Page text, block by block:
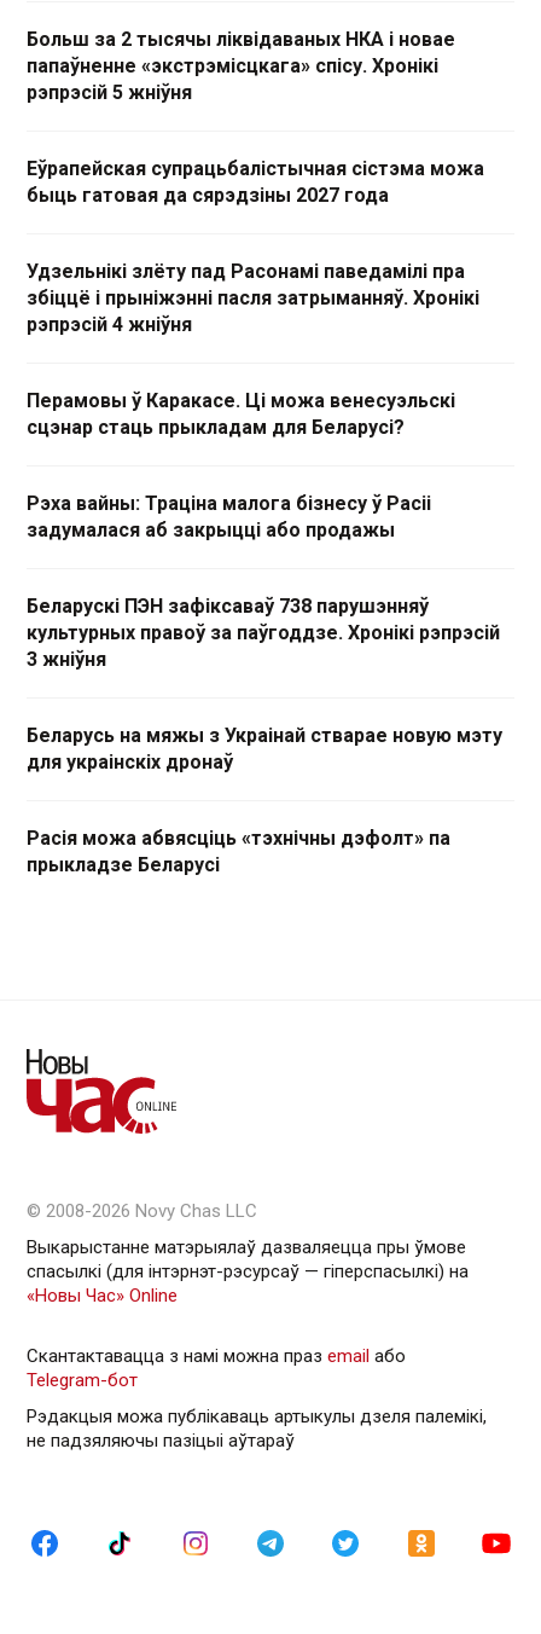
Больш за 2 тысячы ліквідаваных НКА і новае
папаўненне «экстрэмісцкага» спісу. Хронікі
рэпрэсій 5 жніўня
Еўрапейская супрацьбалістычная сістэма можа
быць гатовая да сярэдзіны 2027 года
Удзельнікі злёту пад Расонамі паведамілі пра
збіццё і прыніжэнні пасля затрыманняў. Хронікі
рэпрэсій 4 жніўня
Перамовы ў Каракасе. Ці можа венесуэльскі
сцэнар стаць прыкладам для Беларусі?
Рэха вайны: Траціна малога бізнесу ў Расіі
задумалася аб закрыцці або продажы
Беларускі ПЭН зафіксаваў 738 парушэнняў
культурных правоў за паўгоддзе. Хронікі рэпрэсій
3 жніўня
Беларусь на мяжы з Украінай стварае новую мэту
для украінскіх дронаў
Расія можа абвясціць «тэхнічны дэфолт» па
прыкладзе Беларусі
© 2008-2026 Novy Chas LLC
Выкарыстанне матэрыялаў дазваляецца пры ўмове
спасылкі (для інтэрнэт-рэсурсаў — гiперспасылкi) на
«Новы Час» Online
Скантактавацца з намі можна праз email або
Telegram-бот
Рэдакцыя можа публікаваць артыкулы дзеля палемікі,
не падзяляючы пазіцыі аўтараў